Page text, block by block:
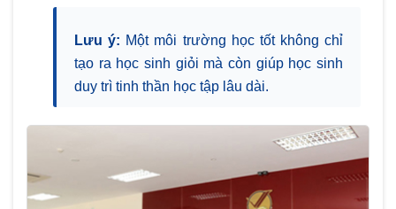
Lưu ý: Một môi trường học tốt không chỉ
tạo ra học sinh giỏi mà còn giúp học sinh
duy trì tinh thần học tập lâu dài.